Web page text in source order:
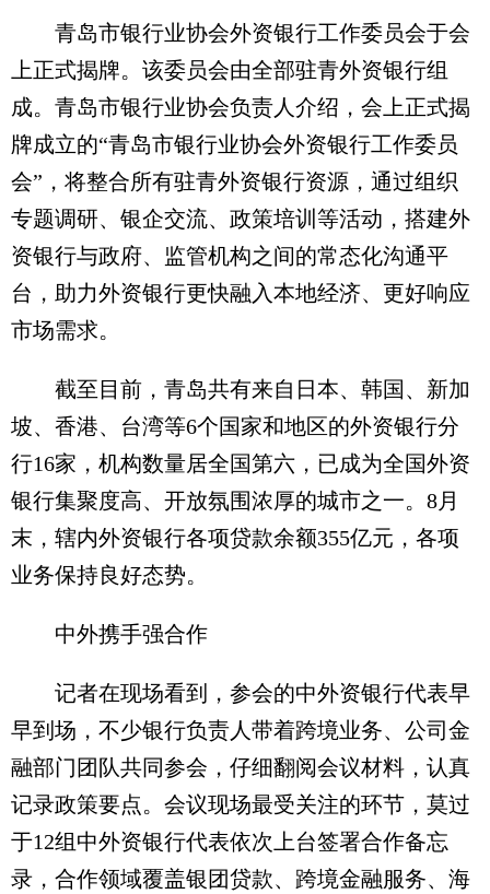
青岛市银行业协会外资银行工作委员会于会
上正式揭牌。该委员会由全部驻青外资银行组
成。青岛市银行业协会负责人介绍，会上正式揭
牌成立的“青岛市银行业协会外资银行工作委员
会”，将整合所有驻青外资银行资源，通过组织
专题调研、银企交流、政策培训等活动，搭建外
资银行与政府、监管机构之间的常态化沟通平
台，助力外资银行更快融入本地经济、更好响应
市场需求。
截至目前，青岛共有来自日本、韩国、新加
坡、香港、台湾等6个国家和地区的外资银行分
行16家，机构数量居全国第六，已成为全国外资
银行集聚度高、开放氛围浓厚的城市之一。8月
末，辖内外资银行各项贷款余额355亿元，各项
业务保持良好态势。
中外携手强合作
记者在现场看到，参会的中外资银行代表早
早到场，不少银行负责人带着跨境业务、公司金
融部门团队共同参会，仔细翻阅会议材料，认真
记录政策要点。会议现场最受关注的环节，莫过
于12组中外资银行代表依次上台签署合作备忘
录，合作领域覆盖银团贷款、跨境金融服务、海